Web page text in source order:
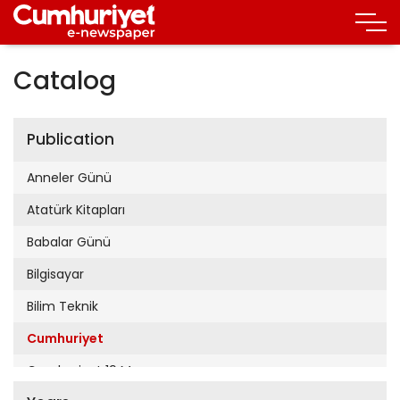
Catalog
Publication
Anneler Günü
Atatürk Kitapları
Babalar Günü
Bilgisayar
Bilim Teknik
Cumhuriyet
Cumhuriyet 19 Mayıs